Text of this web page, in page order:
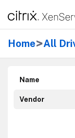
Home>All
Name
Vendor